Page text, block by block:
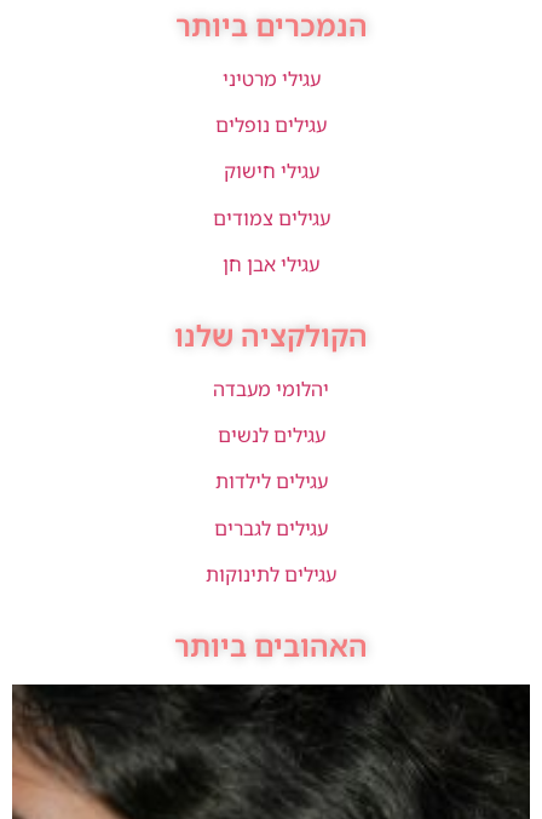
הנמכרים ביותר
עגילי מרטיני
עגילים נופלים
עגילי חישוק
עגילים צמודים
עגילי אבן חן
הקולקציה שלנו
יהלומי מעבדה
עגילים לנשים
עגילים לילדות
עגילים לגברים
עגילים לתינוקות
האהובים ביותר